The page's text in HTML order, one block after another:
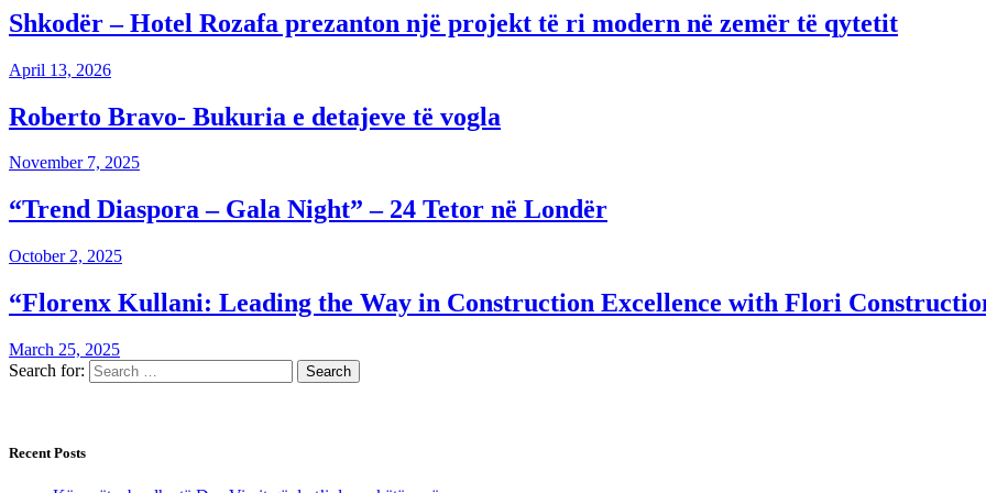
Shkodër – Hotel Rozafa prezanton një projekt të ri modern në zemër të qytetit
April 13, 2026
Roberto Bravo- Bukuria e detajeve të vogla
November 7, 2025
“Trend Diaspora – Gala Night” – 24 Tetor në Londër
October 2, 2025
“Florenx Kullani: Leading the Way in Construction Excellence with Flori
March 25, 2025
Search for:
Recent Posts